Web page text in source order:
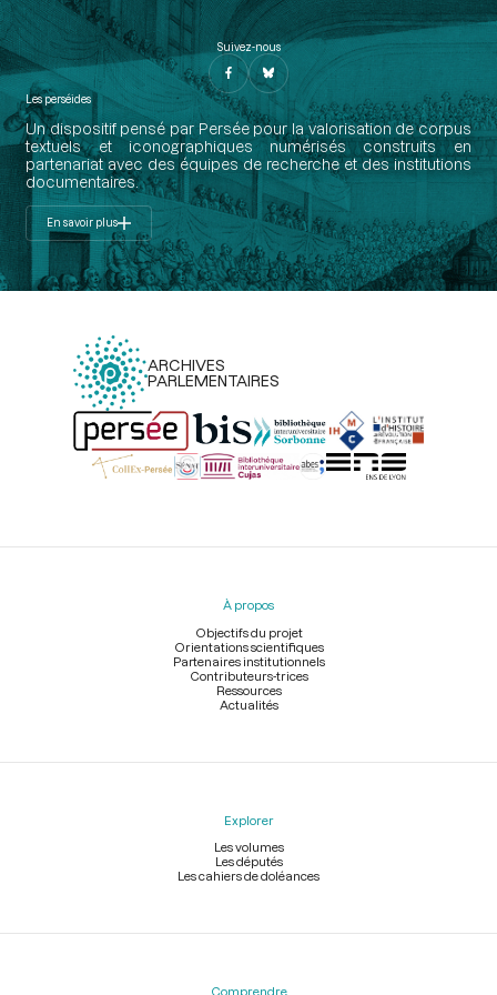
Suivez-nous
Les perséides
Un dispositif pensé par Persée pour la valorisation de corpus
textuels et iconographiques numérisés construits en
partenariat avec des équipes de recherche et des institutions
documentaires.
En savoir plus
ARCHIVES
PARLEMENTAIRES
Menu
À propos
Objectifs du projet
Orientations scientifiques
Partenaires institutionnels
Contributeurs-trices
Ressources
Actualités
Explorer
Les volumes
Les députés
Les cahiers de doléances
Comprendre